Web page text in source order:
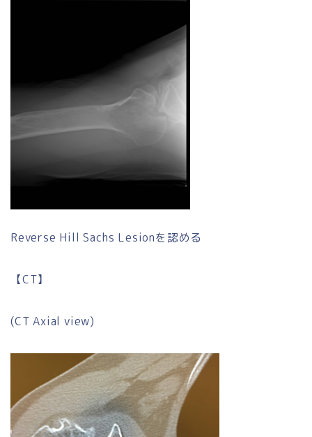
Reverse Hill Sachs Lesionを認める
【CT】
(CT Axial view)